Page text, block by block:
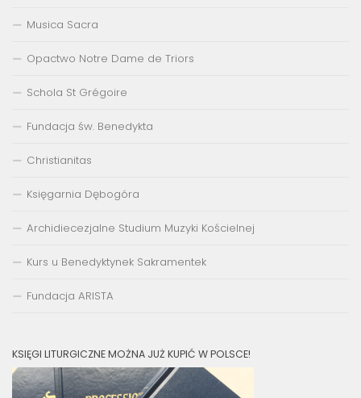
Musica Sacra
Opactwo Notre Dame de Triors
Schola St Grégoire
Fundacja św. Benedykta
Christianitas
Księgarnia Dębogóra
Archidiecezjalne Studium Muzyki Kościelnej
Kurs u Benedyktynek Sakramentek
Fundacja ARISTA
KSIĘGI LITURGICZNE MOŻNA JUŻ KUPIĆ W POLSCE!